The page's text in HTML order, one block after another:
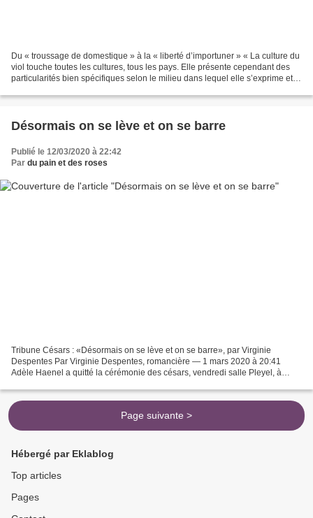
Du « troussage de domestique » à la « liberté d’importuner » « La culture du
viol touche toutes les cultures, tous les pays. Elle présente cependant des
particularités bien spécifiques selon le milieu dans lequel elle s’exprime et
Désormais on se lève et on se barre
Publié le 12/03/2020 à 22:42
Par du pain et des roses
Tribune Césars : «Désormais on se lève et on se barre», par Virginie
Despentes Par Virginie Despentes, romancière — 1 mars 2020 à 20:41
Adèle Haenel a quitté la cérémonie des césars, vendredi salle Pleyel, à
Page suivante >
Hébergé par Eklablog
Top articles
Pages